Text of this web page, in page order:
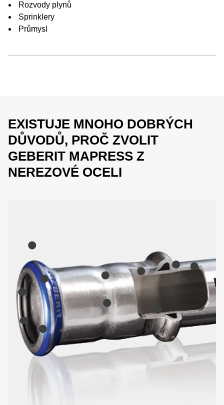
Rozvody plynů
Sprinklery
Průmysl
EXISTUJE MNOHO DOBRÝCH
DŮVODŮ, PROČ ZVOLIT
GEBERIT MAPRESS Z
NEREZOVÉ OCELI